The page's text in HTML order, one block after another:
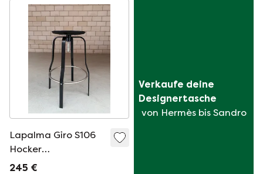
Lapalma Giro S106
Hocker
(Lagerbestand: 4)
245 €
Verkaufe deine
Designertasche
von Hermès bis Sandro